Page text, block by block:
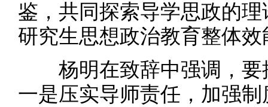
鉴，共同探索导学思政的
研究生思想政治教育整体效
杨明在致辞中强调，要
一是压实导师责任，加强